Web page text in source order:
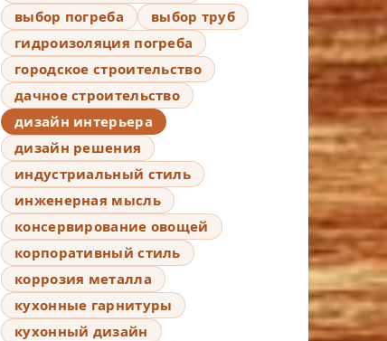
выбор погреба
выбор труб
гидроизоляция погреба
городское строительство
дачное строительство
дизайн интерьера
дизайн решения
индустриальный стиль
инженерная мысль
консервирование овощей
корпоративный стиль
коррозия металла
кухонные гарнитуры
кухонный дизайн